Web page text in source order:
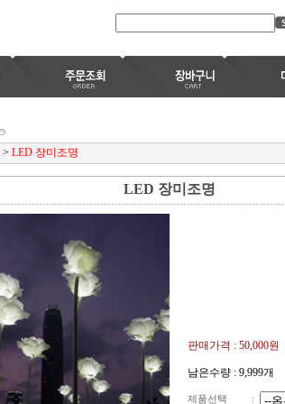
> LED 장미조명
LED 장미조명
판매가격 : 50,000원
남은수량 : 9,999개
제품선택 :